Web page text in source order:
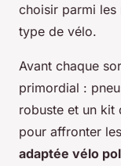
choisir parmi les
type de vélo.
Avant chaque
primordial :
robuste et un kit
pour affronter
adaptée vélo